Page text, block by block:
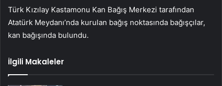
Türk Kızılay Kastamonu Kan Bağış Merkezi tarafından
Atatürk Meydanı’nda kurulan bağış noktasında bağışçılar,
kan bağışında bulundu.
İlgili Makaleler